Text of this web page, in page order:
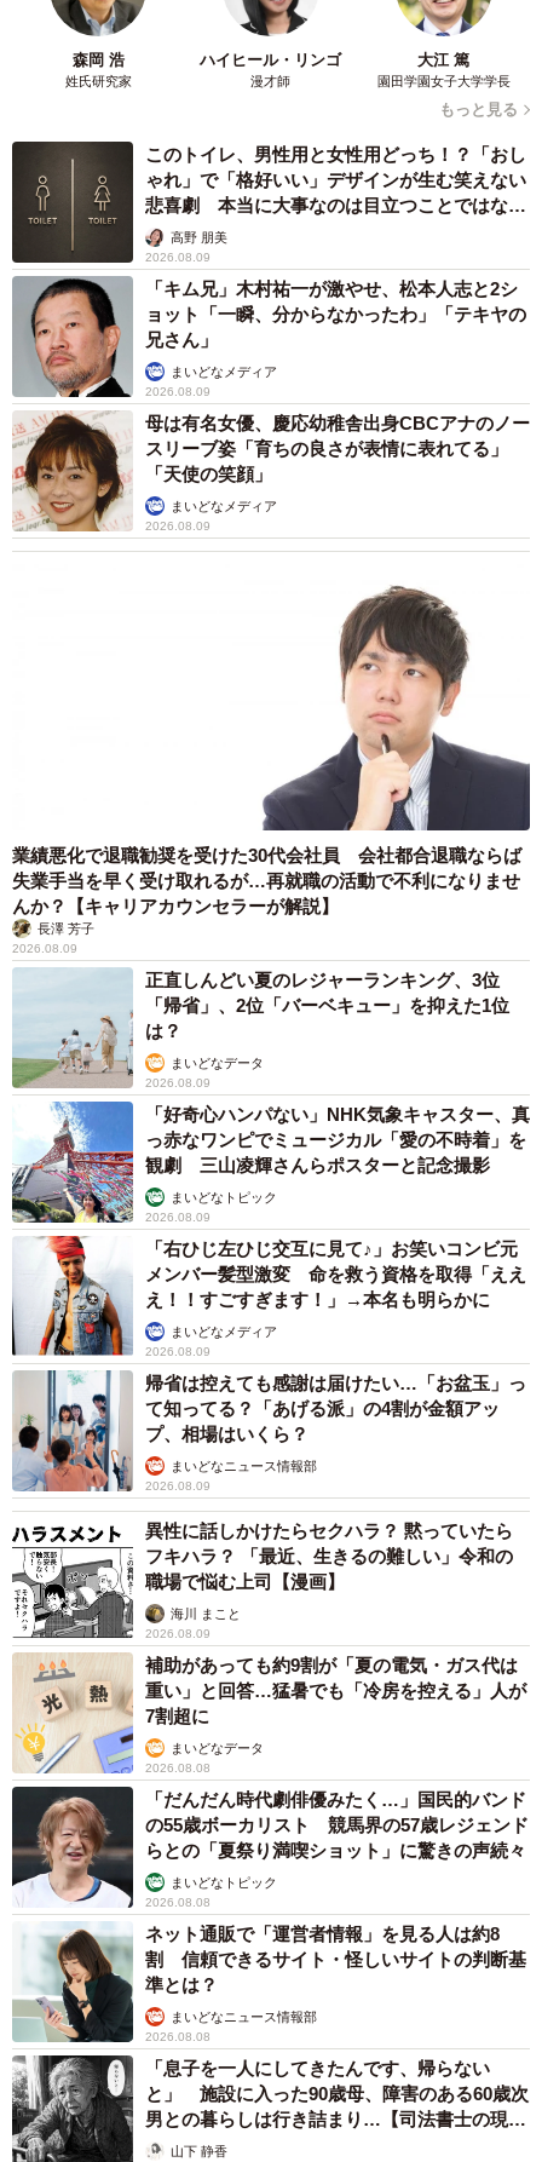
4/4
こちら5月にライソン株式会社に入社し、企画部に配属したルーキーの佐
藤大将（さとう・たいしょう）さん。「佐藤つながりでボクも頑張りま
す！」
森岡 浩
姓氏研究家
ハイヒール・リンゴ
漫才師
大江 篤
園田学園女子大学学長
もっと見る
このトイレ、男性用と女性用どっち！？「おし
ゃれ」で「格好いい」デザインが生む笑えない
悲喜劇 本当に大事なのは目立つことではな
く…高野 朋美
2026.08.09
「キム兄」木村祐一が激やせ、松本人志と2シ
ョット「一瞬、分からなかったわ」「テキヤの
兄さん」
まいどなメディア
2026.08.09
母は有名女優、慶応幼稚舎出身CBCアナのノー
スリーブ姿「育ちの良さが表情に表れてる」
「天使の笑顔」
まいどなメディア
2026.08.09
業績悪化で退職勧奨を受けた30代会社員 会社都合退職ならば
失業手当を早く受け取れるが…再就職の活動で不利になりませ
んか？【キャリアカウンセラーが解説】
長澤 芳子
2026.08.09
正直しんどい夏のレジャーランキング、3位
「帰省」、2位「バーベキュー」を抑えた1位
は？
まいどなデータ
2026.08.09
「好奇心ハンパない」NHK気象キャスター、真
っ赤なワンピでミュージカル「愛の不時着」を
観劇 三山凌輝さんらポスターと記念撮影
まいどなトピック
2026.08.09
「右ひじ左ひじ交互に見て♪」お笑いコンビ元
メンバー髪型激変 命を救う資格を取得「ええ
え！！すごすぎます！」→本名も明らかに
まいどなメディア
2026.08.09
帰省は控えても感謝は届けたい…「お盆玉」っ
て知ってる？「あげる派」の4割が金額アッ
プ、相場はいくら？
まいどなニュース情報部
2026.08.09
異性に話しかけたらセクハラ？ 黙っていたら
フキハラ？ 「最近、生きるの難しい」令和の
職場で悩む上司【漫画】
海川 まこと
2026.08.09
補助があっても約9割が「夏の電気・ガス代は
重い」と回答…猛暑でも「冷房を控える」人が
7割超に
まいどなデータ
2026.08.08
「だんだん時代劇俳優みたく…」国民的バンド
の55歳ボーカリスト 競馬界の57歳レジェンド
らとの「夏祭り満喫ショット」に驚きの声続々
まいどなトピック
2026.08.08
ネット通販で「運営者情報」を見る人は約8
割 信頼できるサイト・怪しいサイトの判断基
準とは？
まいどなニュース情報部
2026.08.08
「息子を一人にしてきたんです、帰らない
と」 施設に入った90歳母、障害のある60歳次
男との暮らしは行き詰まり…【司法書士の現場
から】山下 静香